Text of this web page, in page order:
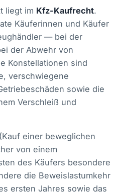
liegt im Kfz-Kaufrecht.
Käuferinnen und Käufer
— bei der
der Abwehr von
Konstellationen sind
verschwiegene
sowie die
Verschleiß und
einer beweglichen
von einem
des Käufers besondere
die Beweislastumkehr
ersten Jahres sowie das